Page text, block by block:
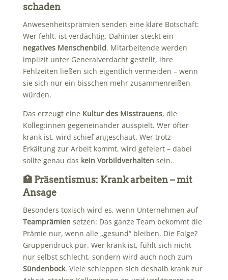
schaden
Anwesenheitsprämien senden eine klare Botschaft:
Wer fehlt, ist verdächtig. Dahinter steckt ein
negatives Menschenbild. Mitarbeitende werden
implizit unter Generalverdacht gestellt, ihre
Fehlzeiten ließen sich eigentlich vermeiden – wenn
sie sich nur ein bisschen mehr zusammenreißen
würden.
Das erzeugt eine Kultur des Misstrauens, die
Kolleg:innen gegeneinander ausspielt. Wer öfter
krank ist, wird schief angeschaut. Wer trotz
Erkältung zur Arbeit kommt, wird gefeiert – dabei
sollte genau das kein Vorbildverhalten sein.
🏥 Präsentismus: Krank arbeiten – mit
Ansage
Besonders toxisch wird es, wenn Unternehmen auf
Teamprämien setzen: Das ganze Team bekommt die
Prämie nur, wenn alle „gesund“ bleiben. Die Folge?
Gruppendruck pur. Wer krank ist, fühlt sich nicht
nur selbst schlecht, sondern wird auch noch zum
Sündenbock. Viele schleppen sich deshalb krank zur